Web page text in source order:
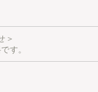
＞
す。